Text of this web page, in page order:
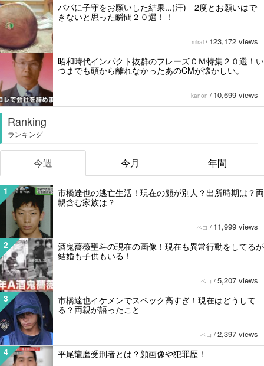
パパに子守をお願いした結果...(汗) 2度とお願いはで
きないと思った瞬間２０選！！
mirai / 123,172 views
昭和時代インパクト抜群のフレーズＣＭ特集２０選！い
つまでも頭から離れなかったあのCMが懐かしい。
kanon / 10,699 views
Ranking
ランキング
今週 今月 年間
1
市橋達也の逃亡生活！現在の顔が別人？出所時期は？両
親含む家族は？
ペコ / 11,999 views
2
酒鬼薔薇聖斗の現在の画像！現在も異常行動をしてるが
結婚も子供もいる！
ペコ / 5,207 views
3
市橋達也イケメンでスペック高すぎ！現在はどうして
る？両親が語ったこと
ペコ / 2,397 views
4 平尾龍磨受刑者とは？顔画像や犯罪歴！